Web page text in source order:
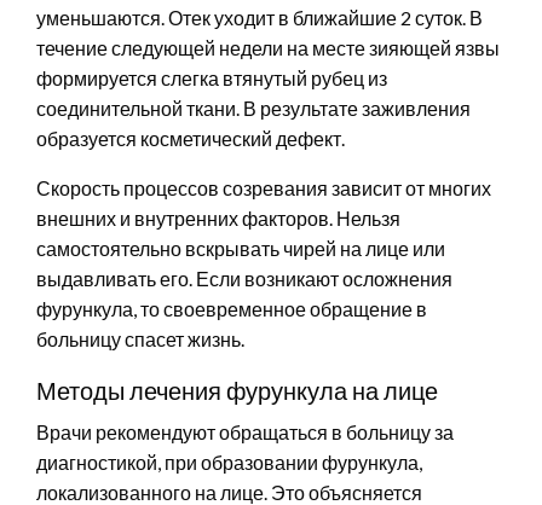
уменьшаются. Отек уходит в ближайшие 2 суток. В
течение следующей недели на месте зияющей язвы
формируется слегка втянутый рубец из
соединительной ткани. В результате заживления
образуется косметический дефект.
Скорость процессов созревания зависит от многих
внешних и внутренних факторов. Нельзя
самостоятельно вскрывать чирей на лице или
выдавливать его. Если возникают осложнения
фурункула, то своевременное обращение в
больницу спасет жизнь.
Методы лечения фурункула на лице
Врачи рекомендуют обращаться в больницу за
диагностикой, при образовании фурункула,
локализованного на лице. Это объясняется